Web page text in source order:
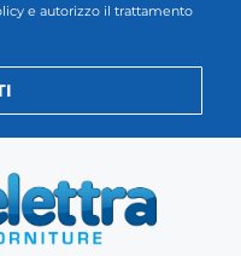
e autorizzo il trattamento